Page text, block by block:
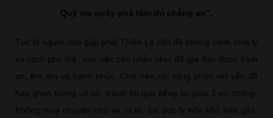
Quỷ ma quấy phá tâm thì chẳng an”.
Tức là người nào gặp phải Thiên La cần đề phòng cảnh chia ly
xa cách phu thê, mọi việc cần nhẫn nhìn để gia đạo được bình
an, êm ấm và hạnh phúc. Chớ nên vội vàng phán xét vấn đề
hay ghen tuông vô cớ, tránh lời qua tiếng lại giữa 2 vợ chồng.
Không may chuyện nhỏ xé ra to, lục đục ly hôn khó hàn gắn.